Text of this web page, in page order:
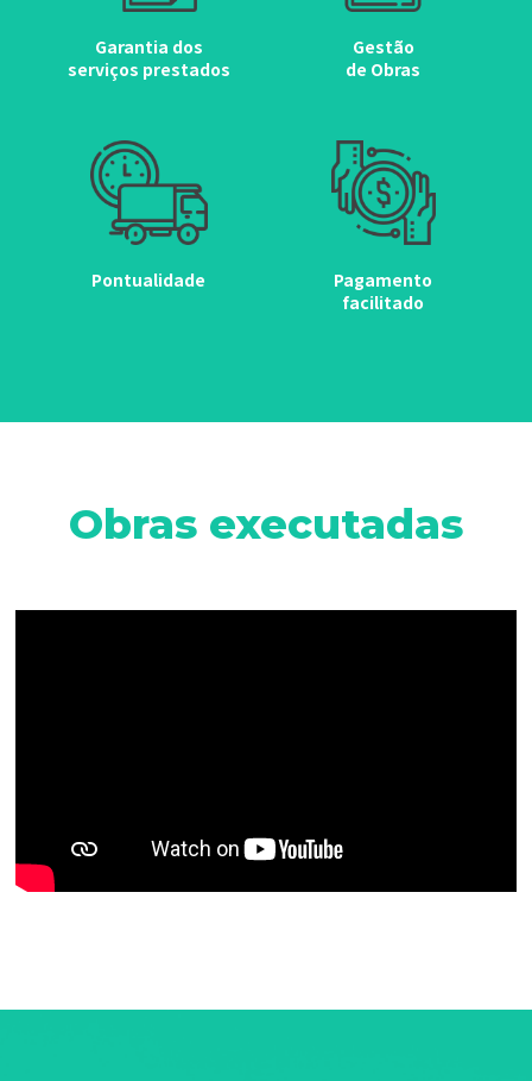
Garantia dos
serviços prestados
Gestão
de Obras
Pontualidade
Pagamento
facilitado
Obras executadas